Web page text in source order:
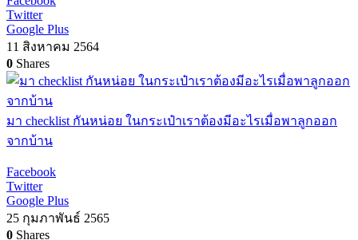
Twitter
Google Plus
11 สิงหาคม 2564
0 Shares
มา checklist กันหน่อย ในกระเป๋าเราต้องมีอะไรเมื่อพาลูกออก
จากบ้าน
Facebook
Twitter
Google Plus
25 กุมภาพันธ์ 2565
0 Shares